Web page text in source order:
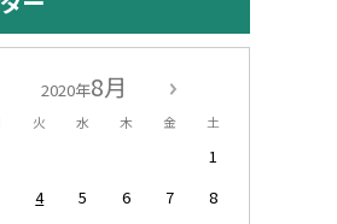
2020年8月
火 水 木 金 土
1
4 5 6 7
8